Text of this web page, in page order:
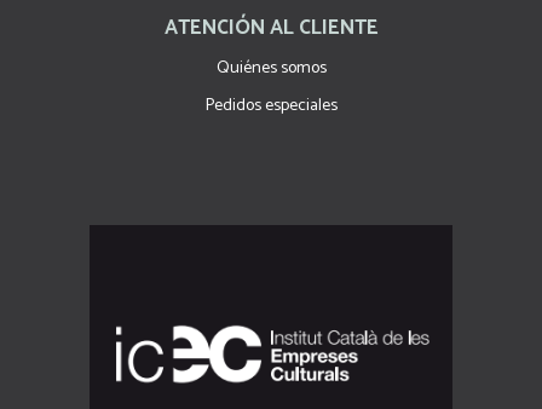
ATENCIÓN AL CLIENTE
Quiénes somos
Pedidos especiales